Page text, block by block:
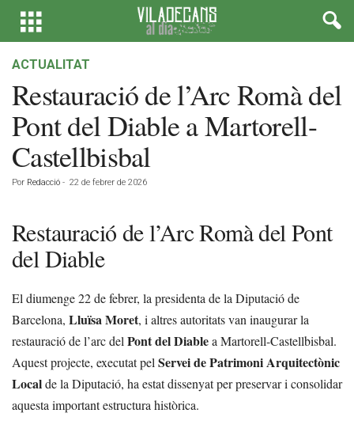
ACTUALITAT
Restauració de l’Arc Romà del
Pont del Diable a Martorell-
Castellbisbal
Por Redacció - 22 de febrer de 2026
Restauració de l’Arc Romà del Pont
del Diable
El diumenge 22 de febrer, la presidenta de la Diputació de
Barcelona, Lluïsa Moret, i altres autoritats van inaugurar la
restauració de l’arc del Pont del Diablea Martorell-Castellbisbal.
Aquest projecte, executat pel Servei de Patrimoni Arquitectònic
Localde la Diputació, ha estat dissenyat per preservar i consolidar
aquesta important estructura històrica.